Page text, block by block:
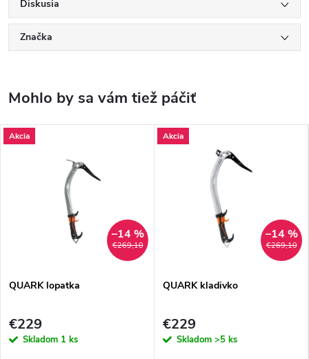
Diskusia
Značka
Akcia
€269,10
–14 %
QUARK lopatka
€229
Skladom 1 ks
Akcia
€269,10
–14 %
QUARK kladivko
€229
Skladom >5 ks